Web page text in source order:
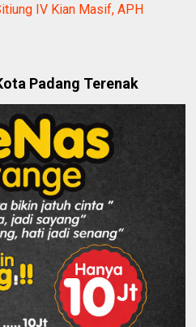
IV Kian Masif, APH
Padang Terenak